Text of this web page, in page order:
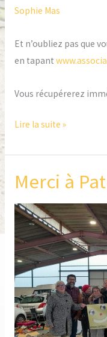
Sophie Mas
Et n’oubliez pas que
en tapant
Vous récupérerez
Lire la suite »
Merci à
Merci
Patricia
et
David